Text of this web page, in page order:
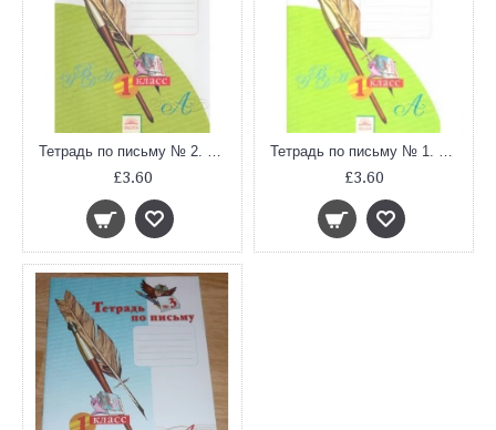
Тетрадь по письму № 2. 1 класс. ФГОС
£3.60
Тетрадь по письму № 1. 1 класс. ФГОС
£3.60